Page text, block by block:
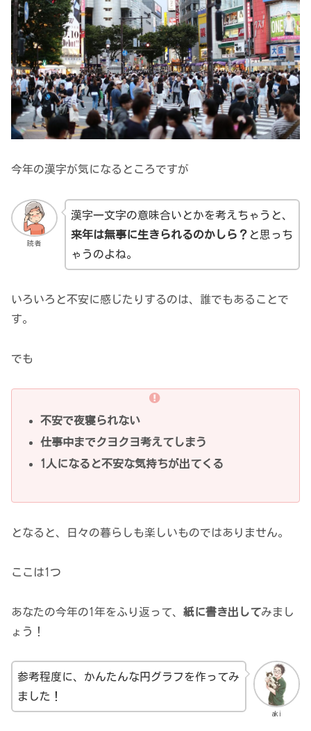
今年の漢字が気になるところですが
読者
漢字一文字の意味合いとかを考えちゃうと、
来年は無事に生きられるのかしら？ と思っち
ゃうのよね。
いろいろと不安に感じたりするのは、誰でもあることで
す。
でも
不安で夜寝られない
仕事中までクヨクヨ考えてしまう
1人になると不安な気持ちが出てくる
となると、日々の暮らしも楽しいものではありません。
ここは1つ
あなたの今年の1年をふり返って、 紙に書き出してみまし
ょう！
aki
参考程度に、かんたんな円グラフを作ってみ
ました！